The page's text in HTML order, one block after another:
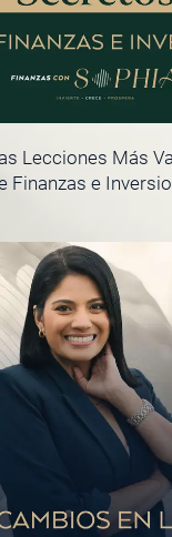
Lecciones Más
Finanzas e